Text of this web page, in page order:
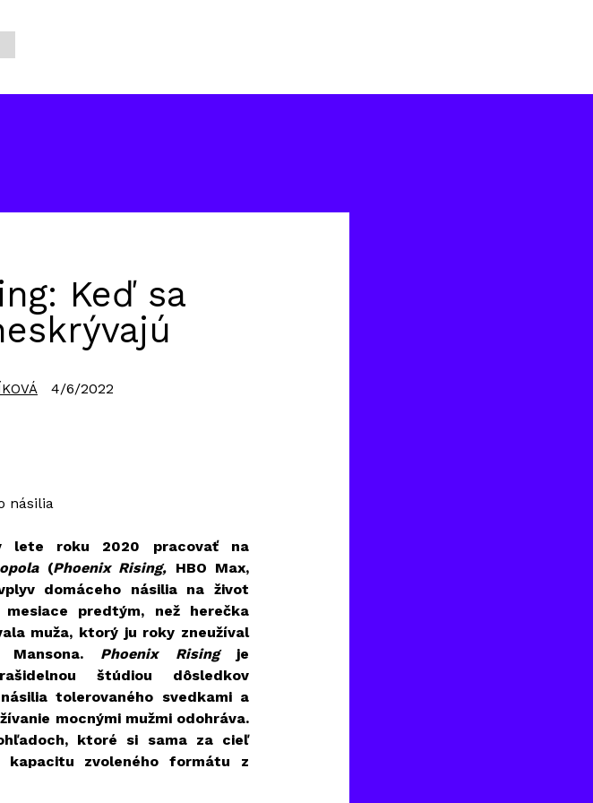
Keď sa
4/6/2022
násilia
lete roku 2020 pracovať na
(Phoenix Rising, HBO Max,
domáceho násilia na život
predtým, než herečka
muža, ktorý ju roky zneužíval
Mansona. Phoenix Risingje
štúdiou dôsledkov
tolerovaného svedkami a
mocnými mužmi odohráva.
ktoré si sama za cieľ
zvoleného formátu z